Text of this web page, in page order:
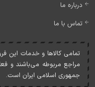
درباره ما
تماس با ما
تمامی کالاها و خدمات اين
مراجع مربوطه می‌باشند و
جمهوری اسلامی ايران است.